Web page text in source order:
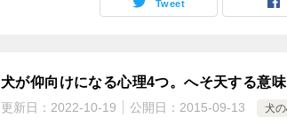
Tweet
犬が仰向けになる心理4つ。へそ天する意
更新日： 2022-10-19 公開日： 2015-09-13 犬